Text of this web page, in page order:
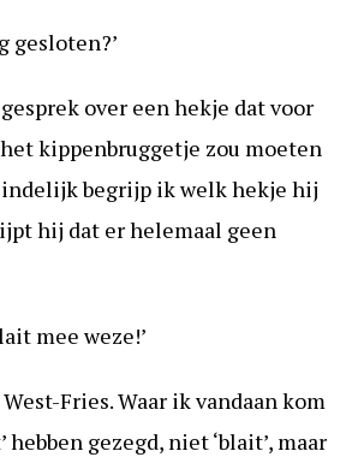
gesloten?’
over een hekje dat voor
kippenbruggetje zou moeten
begrijp ik welk hekje hij
hij dat er helemaal geen
mee weze!’
Fries. Waar ik vandaan kom
hebben gezegd, niet ‘blait’, maar